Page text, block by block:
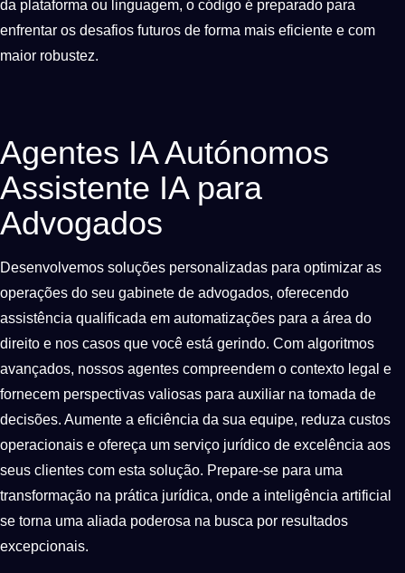
da plataforma ou linguagem, o código é preparado para
enfrentar os desafios futuros de forma mais eficiente e com
maior robustez.
Agentes IA Autónomos
Assistente IA para
Advogados
Desenvolvemos soluções personalizadas para optimizar as
operações do seu gabinete de advogados, oferecendo
assistência qualificada em automatizações para a área do
direito e nos casos que você está gerindo. Com algoritmos
avançados, nossos agentes compreendem o contexto legal e
fornecem perspectivas valiosas para auxiliar na tomada de
decisões. Aumente a eficiência da sua equipe, reduza custos
operacionais e ofereça um serviço jurídico de excelência aos
seus clientes com esta solução. Prepare-se para uma
transformação na prática jurídica, onde a inteligência artificial
se torna uma aliada poderosa na busca por resultados
excepcionais.